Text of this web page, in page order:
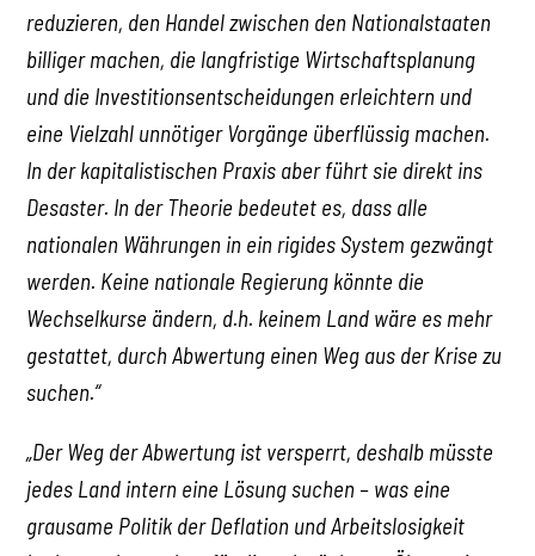
reduzieren, den Handel zwischen den Nationalstaaten
billiger machen, die langfristige Wirtschaftsplanung
und die Investitionsentscheidungen erleichtern und
eine Vielzahl unnötiger Vorgänge überflüssig machen.
In der kapitalistischen Praxis aber führt sie direkt ins
Desaster. In der Theorie bedeutet es, dass alle
nationalen Währungen in ein rigides System gezwängt
werden. Keine nationale Regierung könnte die
Wechselkurse ändern, d.h. keinem Land wäre es mehr
gestattet, durch Abwertung einen Weg aus der Krise zu
suchen.“
„Der Weg der Abwertung ist versperrt, deshalb müsste
jedes Land intern eine Lösung suchen – was eine
grausame Politik der Deflation und Arbeitslosigkeit